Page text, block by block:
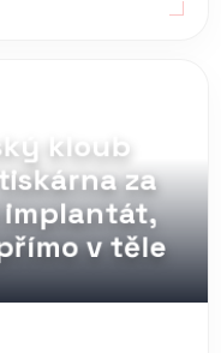
kloub
za
v těle